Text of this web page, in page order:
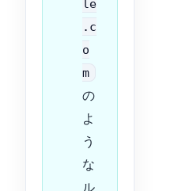
le
.c
o
m
の
よ
う
な
ル